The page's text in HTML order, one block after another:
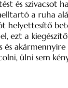
és szivacsot
a ruha
helyettesítő
ezt a
ülni sem